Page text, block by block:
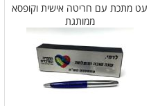
עט מתכת עם חריטה אישית וקופסא
ממותגת